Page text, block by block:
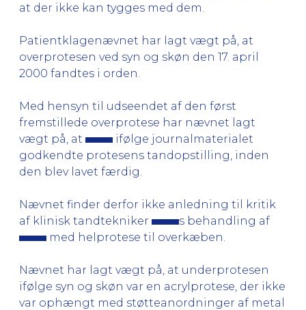
at der ikke kan tygges med dem.
Patientklagenævnet har lagt vægt på, at
overprotesen ved syn og skøn den 17. april
2000 fandtes i orden.
Med hensyn til udseendet af den først
fremstillede overprotese har nævnet lagt
vægt på, at
ifølge journalmaterialet
godkendte protesens tandopstilling, inden
den blev lavet færdig.
Nævnet finder derfor ikke anledning til kritik
af klinisk tandtekniker
s behandling af
med helprotese til overkæben.
Nævnet har lagt vægt på, at underprotesen
ifølge syn og skøn var en acrylprotese, der ikke
var ophængt med støtteanordninger af metal